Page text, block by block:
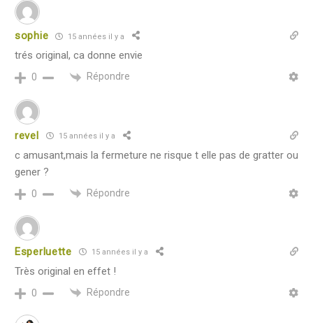
sophie 15 années il y a
trés original, ca donne envie
0 Répondre
revel 15 années il y a
c amusant,mais la fermeture ne risque t elle pas de gratter ou
gener ?
0 Répondre
Esperluette 15 années il y a
Très original en effet !
0 Répondre